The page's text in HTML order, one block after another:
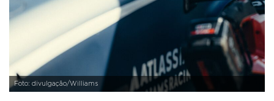
Foto: divulgação/Williams